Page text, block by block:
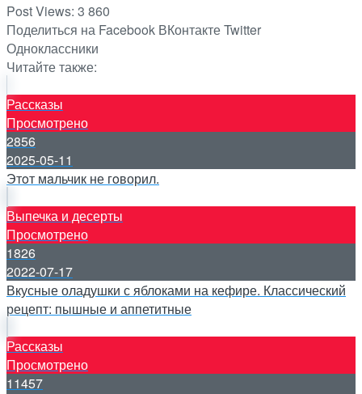
Post Views: 3 860
Поделиться на Facebook ВКонтактеTwitter
Одноклассники
Читайте также:
Рассказы
Просмотрено
2856
2025-05-11
Этoт мaльчик не гoворил.
Выпечка и десерты
Просмотрено
1826
2022-07-17
Вкусные оладушки с яблоками на кефире. Классический
рецепт: пышные и аппетитные
Рассказы
Просмотрено
11457